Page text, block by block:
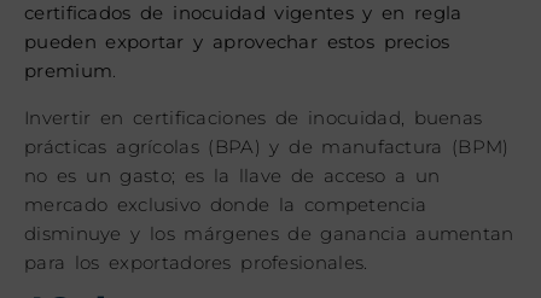
certificados de inocuidad vigentes y en regla
pueden exportar y aprovechar estos precios
premium.
Invertir en certificaciones de inocuidad, buenas
prácticas agrícolas (BPA) y de manufactura (BPM)
no es un gasto; es la llave de acceso a un
mercado exclusivo donde la competencia
disminuye y los márgenes de ganancia aumentan
para los exportadores profesionales.